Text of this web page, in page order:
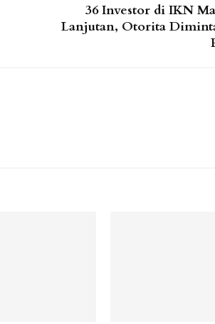
36 Investor di IKN
Lanjutan, Otorita